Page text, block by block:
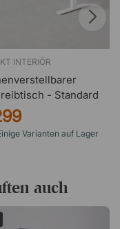
INTERIÖR
- Standard
Varianten auf Lager
auch